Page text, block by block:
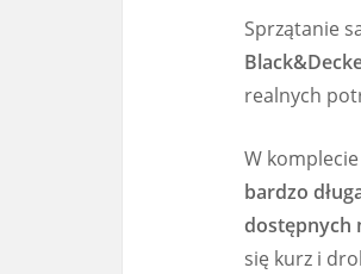
Sprzątanie
realnych
W
bardzo
dostępnych
się kurz i